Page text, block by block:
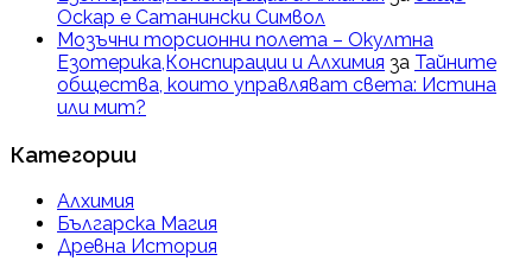
Оскар е Сатанински Символ
Мозъчни торсионни полета – Окултна
Езотерика,Конспирации и Алхимия за Тайните
общества, които управляват света: Истина
или мит?
Категории
Алхимия
Българска Магия
Древна История